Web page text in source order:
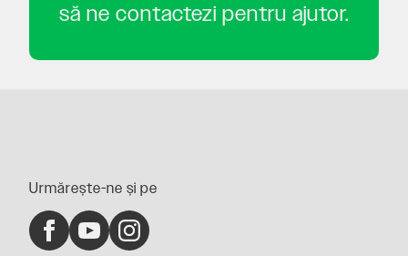
să ne contactezi pentru ajutor.
Urmărește-ne și pe